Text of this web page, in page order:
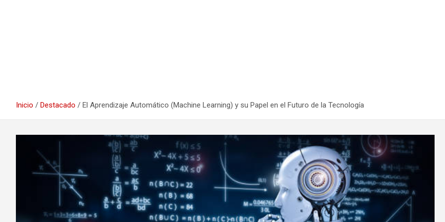
Inicio Destacado El Aprendizaje Automático (Machine Learning) y su Papel en el Futuro de la Tecnología